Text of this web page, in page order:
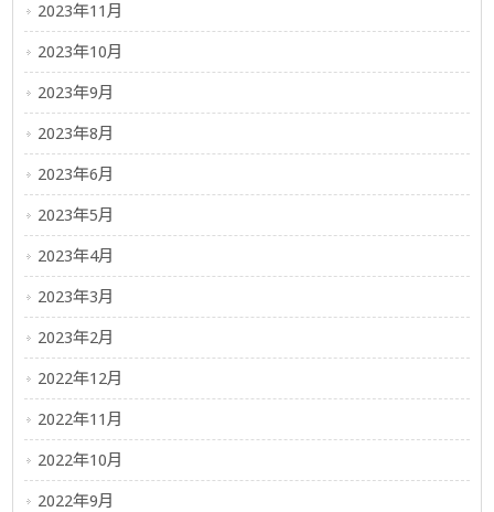
2023年11月
2023年10月
2023年9月
2023年8月
2023年6月
2023年5月
2023年4月
2023年3月
2023年2月
2022年12月
2022年11月
2022年10月
2022年9月